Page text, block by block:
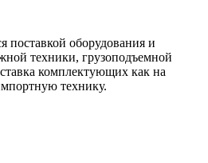
поставкой оборудования и
техники, грузоподъемной
комплектующих как на
технику.